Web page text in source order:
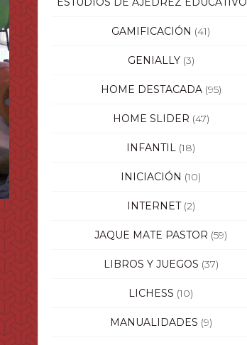
GAMIFICACIÓN (41)
GENIALLY(3)
HOME DESTACADA(95)
HOME SLIDER (47)
INFANTIL (18)
INICIACIÓN (10)
INTERNET(2)
JAQUE MATE PASTOR (59)
LIBROS Y JUEGOS (37)
LICHESS (10)
MANUALIDADES (9)